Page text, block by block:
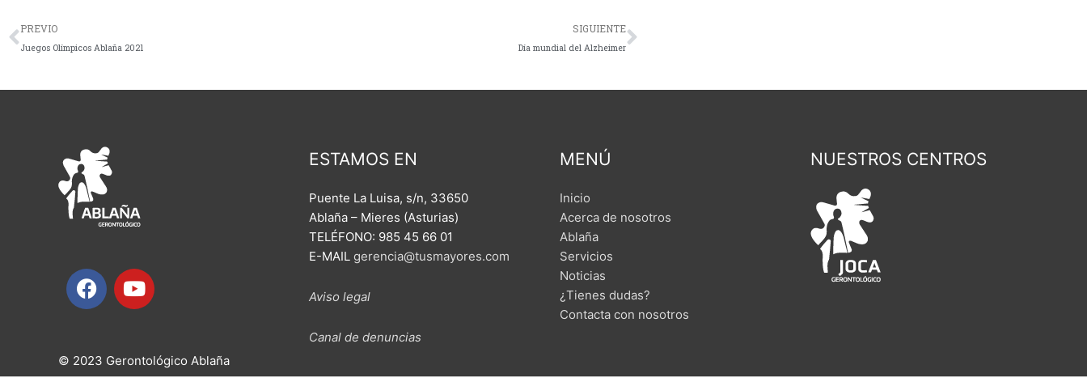
Ant
PREVIO
Juegos Olímpicos Ablaña 2021
SIGUIENTE
Día mundial del Alzheimer
Siguiente
F
a
b
Y
o
u
© 2023 Gerontológico Ablaña
ESTAMOS EN
Puente La Luisa, s/n, 33650
Ablaña – Mieres (Asturias)
TELÉFONO: 985 45 66 01
E-MAIL gerencia@tusmayores.com
Aviso legal
Canal de denuncias
MENÚ
Inicio
Acerca de nosotros
Ablaña
Servicios
Noticias
¿Tienes dudas?
Contacta con nosotros
NUESTROS CENTROS